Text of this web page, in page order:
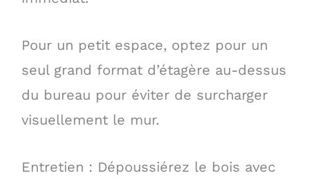
Pour un petit espace, optez pour un
seul grand format d’étagère au-dessus
du bureau pour éviter de surcharger
visuellement le mur.
Entretien : Dépoussiérez le bois avec